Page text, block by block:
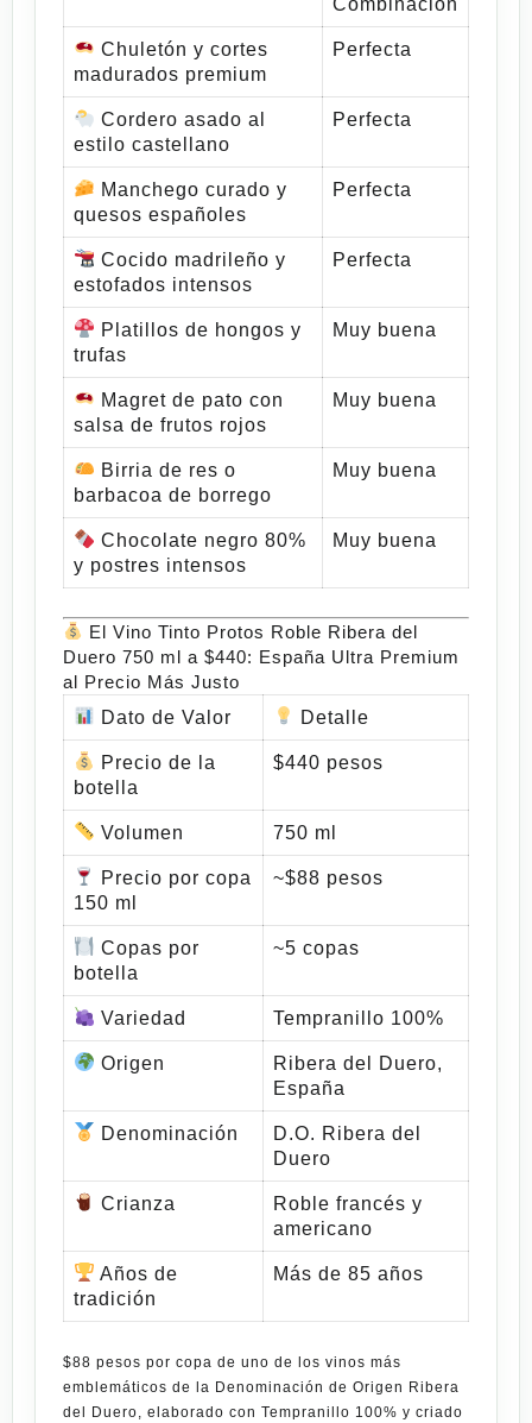
Chuletón y cortes
madurados premium
Perfecta
Cordero asado al
estilo castellano
Perfecta
Manchego curado y
quesos españoles
Perfecta
Cocido madrileño y
estofados intensos
Perfecta
Platillos de hongos y
trufas
Muy buena
Magret de pato con
salsa de frutos rojos
Muy buena
Birria de res o
barbacoa de borrego
Muy buena
Chocolate negro 80%
y postres intensos
Muy buena
El Vino Tinto Protos Roble Ribera del
Duero 750 ml a $440: España Ultra Premium
al Precio Más Justo
Dato de Valor
Detalle
Precio de la
botella
$440 pesos
Volumen 750 ml
Precio por copa
150 ml
~$88 pesos
Copas por
botella
~5 copas
Variedad Tempranillo 100%
Origen
Ribera del Duero,
España
Denominación
D.O. Ribera del
Duero
Crianza
Roble francés y
americano
Años de
tradición
Más de 85 años
$88 pesos por copa de uno de los vinos más
emblemáticos de la Denominación de Origen Ribera
del Duero, elaborado con Tempranillo 100% y criado